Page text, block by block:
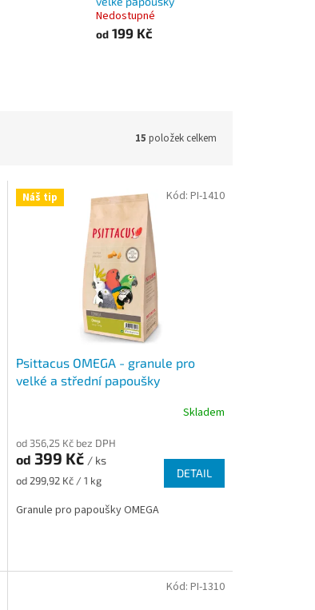
Nedostupné
od199 Kč
15 položek celkem
Náš tip
Psittacus OMEGA - granule pro
velké a střední papoušky
Skladem
od 356,25 Kč bez DPH
od 399 Kč / ks
Měrná
od 299,92 Kč / 1 kg
DETAIL
Granule pro papoušky OMEGA
Kód: PI-1410
Kód: PI-1310